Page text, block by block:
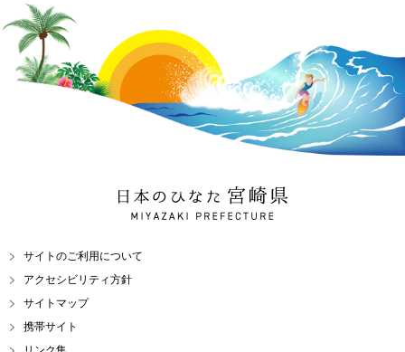
日本のひなた 宮崎県
MIYAZAKI PREFECTURE
サイトのご利用について
アクセシビリティ方針
サイトマップ
携帯サイト